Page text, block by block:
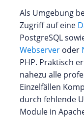
Als Umgebung
Zugriff auf eine
PostgreSQL
Webserver oder
PHP. Praktisch
nahezu alle
Einzelfällen
durch fehlende
Module in